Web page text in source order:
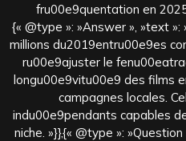
fru00e9quentation en
{« @type »: »Answer », »text
millions du2019entru00e9es
ru00e9ajuster le
longu00e9vitu00e9 des films
campagnes locales.
indu00e9pendants capables
niche. »}},{« @type »: